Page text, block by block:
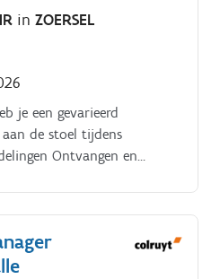
in ZOERSEL
je een gevarieerd
aan de stoel tijdens
Ontvangen en
en voorbereiden van
ondersteuning en
Mee zorgen voor een
van de praktijk